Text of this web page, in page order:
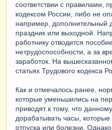
соответствии с правилами,
кодексом России, либо не
например, дополнительный
праздник или выходной.
работнику отводится
нетрудоспособности, а за
заработок. На
статьях Трудового кодекса
Как и отмечалось ранее,
которые уменьшились на
приводят к тому, что
дорабатывать часы,
отпуска или болезни.